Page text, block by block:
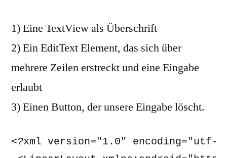
1) Eine TextView als Überschrift
2) Ein EditText Element, das sich über
mehrere Zeilen erstreckt und eine Eingabe
erlaubt
3) Einen Button, der unsere Eingabe löscht.
<?xml version="1.0" encoding="utf-